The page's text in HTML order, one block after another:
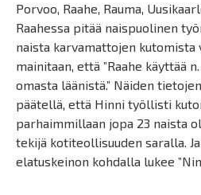
Porvoo, Raahe, Rauma,
Raahessa pitää naispuolinen
naista karvamattojen kutomista
mainitaan, että ”Raahe käyttää
omasta läänistä.” Näiden
päätellä, että Hinni työllisti
parhaimmillaan jopa 23 naista
tekijä kotiteollisuuden saralla.
elatuskeinon kohdalla lukee